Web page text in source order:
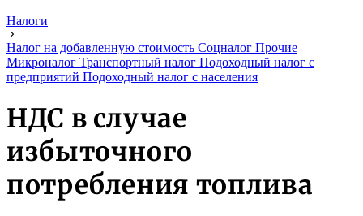
Налоги
Налог на добавленную стоимость Соцналог Прочие
Микроналог Транспортный налог Подоходный налог с
предприятий Подоходный налог с населения
НДС в случае
избыточного
потребления топлива